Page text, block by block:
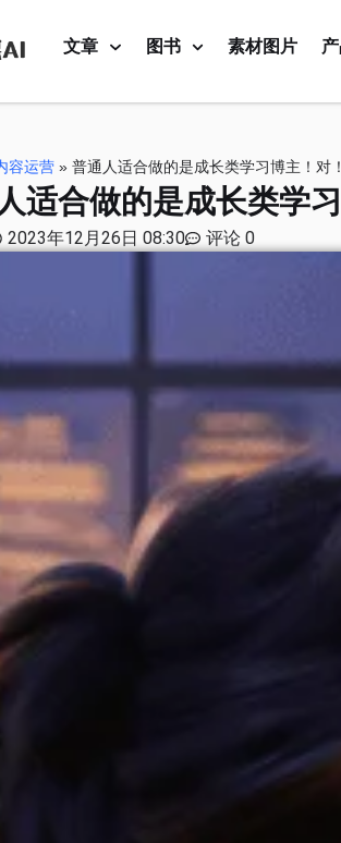
文章 图书 素材图片
容运营 » 普通人适合做的是成长类学习博主！对
适合做的是成长类学
2023年12月26日 08:30 评论 0